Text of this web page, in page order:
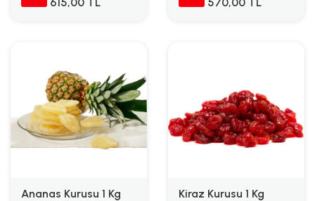
Ananas Kurusu 1 Kg Kiraz Kurusu 1 Kg